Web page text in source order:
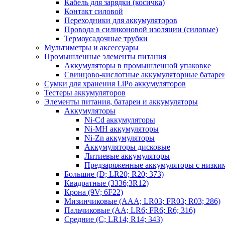
Кабель для зарядки (косичка)
Контакт силовой
Переходники для аккумуляторов
Провода в силиконовой изоляции (силовые)
Термоусадочные трубки
Мультиметры и аксессуары
Промышленные элементы питания
Аккумуляторы в промышленной упаковке
Свинцово-кислотные аккумуляторные
Сумки для хранения LiPo аккумуляторов
Тестеры аккумуляторов
Элементы питания, батареи и аккумуляторы
Аккумуляторы
Ni-Cd аккумуляторы
Ni-MH аккумуляторы
Ni-Zn аккумуляторы
Аккумуляторы дисковые
Литиевые аккумуляторы
Предзаряженные аккумуляторы с
Большие (D; LR20; R20; 373)
Квадратные (3336;3R12)
Крона (9V; 6F22)
Мизинчиковые (AAA; LR03; FR03; R03; 286)
Пальчиковые (AA; LR6; FR6; R6; 316)
Средние (C; LR14; R14; 343)